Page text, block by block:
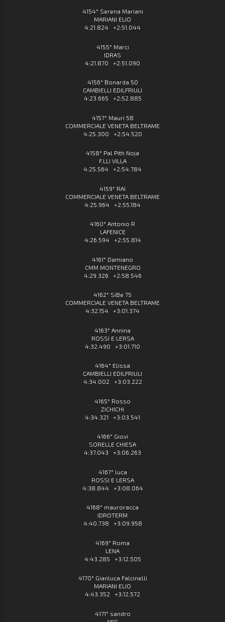
4154° Serena Mariani
MARIANI ELIO
4:21.824 +2:51.044
4155° Marci
IDRAS
4:21.870 +2:51.090
4156° Bonarda 50
CAMBIELLI EDILFRIULI
4:23.665 +2:52.885
4157° Mauri 58
COMMERCIALE VENETA BELTRAME
4:25.300 +2:54.520
4158° Pal Pith Noja
F.LLI VILLA
4:25.564 +2:54.784
4159° RAI
COMMERCIALE VENETA BELTRAME
4:25.964 +2:55.184
4160° Antonio R
LAFENICE
4:26.594 +2:55.814
4161° Damiano
CMM MONTENEGRO
4:29.326 +2:58.546
4162° SiBe 75
COMMERCIALE VENETA BELTRAME
4:32.154 +3:01.374
4163° Annina
ROSSI E LERSA
4:32.490 +3:01.710
4164° Elissa
CAMBIELLI EDILFRIULI
4:34.002 +3:03.222
4165° Rosso
ZICHICHI
4:34.321 +3:03.541
4166° Giovi
SORELLE CHIESA
4:37.043 +3:06.263
4167° luca
ROSSI E LERSA
4:38.844 +3:08.064
4168° mauroracca
IDROTERM
4:40.738 +3:09.958
4169° Roma
LENA
4:43.285 +3:12.505
4170° Gianluca Falcinelli
MARIANI ELIO
4:43.352 +3:12.572
4171° sandro